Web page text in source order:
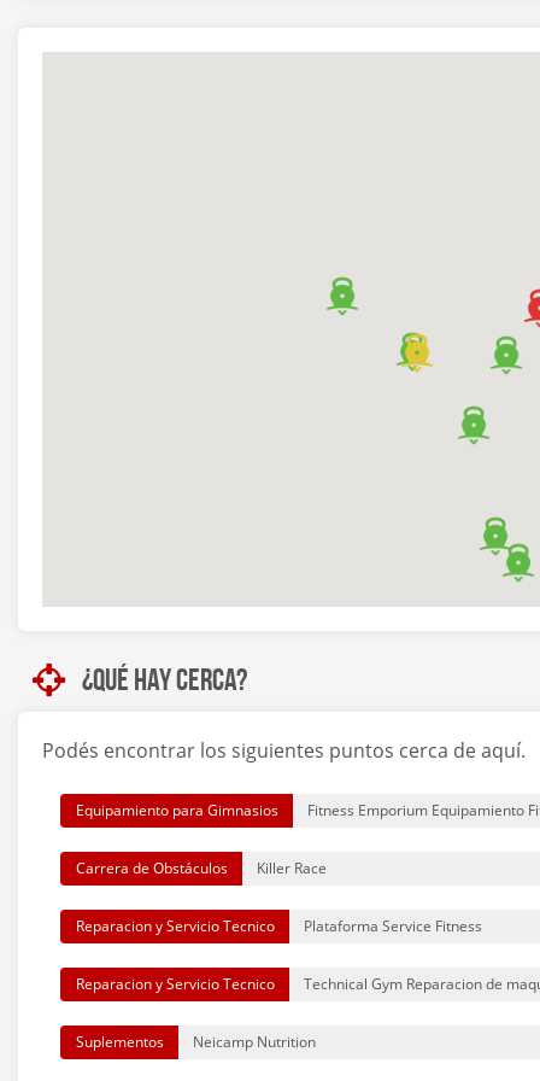
BIGG Nordelta Colegios (Buenos Aires AR, Av. de los
BIGG Pilar (Colectora Oeste Ramal Pilar & Sgto Cabral, Don
BIGG San Isidro (Av. del Libertador 15485, B1642CKB San
BIGG Seiferheld (Alfredo Seiferheld 4896, Asunción, Paraguay)
BIGG Urquiza (Av Triunvirato 4145, C1431FBE CABA,
BIGG Yerbabuena (Av. Camino del Perú 612, Yerba Buena,
¿Qué hay cerca?
Podés encontrar los siguientes puntos cerca de aquí.
Equipamiento para Gimnasios Fitness Emporium Equipamiento
Carrera de Obstáculos Killer Race
Reparacion y Servicio Tecnico Plataforma Service Fitness
Reparacion y Servicio Tecnico Technical Gym Reparacion de
Suplementos Neicamp Nutrition